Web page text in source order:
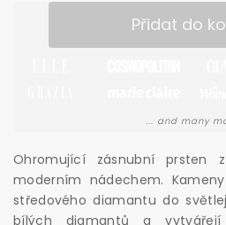
Ohromující zásnubní prsten
moderním nádechem.
středového diamantu do
bílých diamantů a
Přidat do
... and many